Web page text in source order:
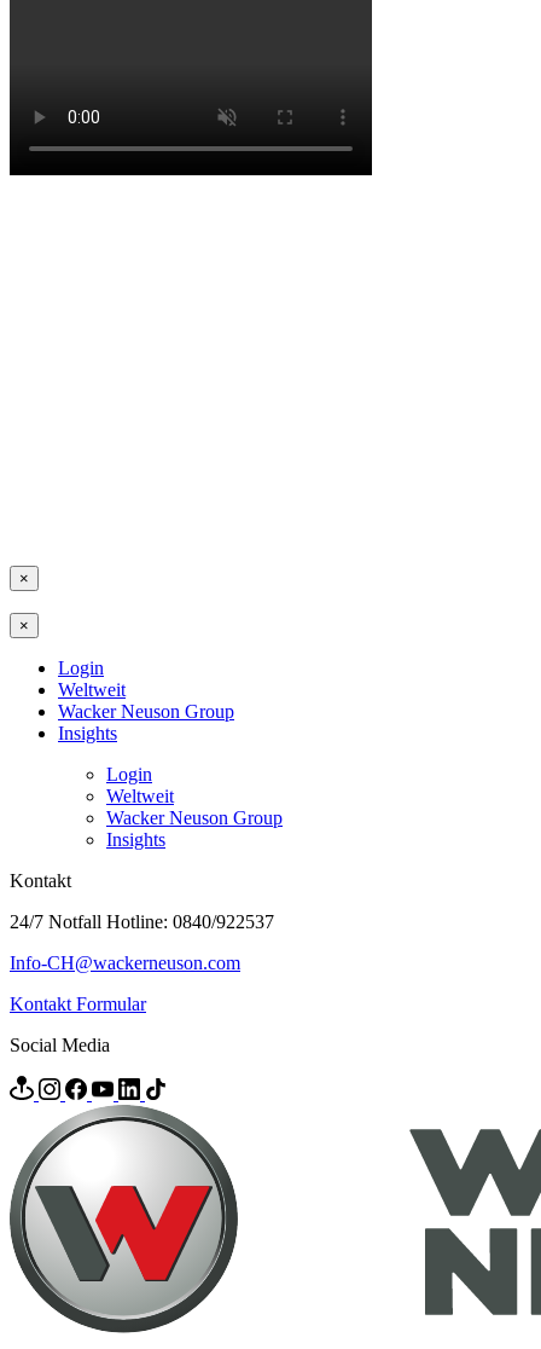
×
×
Login
Weltweit
Wacker Neuson Group
Insights
Login
Weltweit
Wacker Neuson Group
Insights
Kontakt
24/7 Notfall Hotline: 0840/922537
Info-CH@wackerneuson.com
Kontakt Formular
Social Media